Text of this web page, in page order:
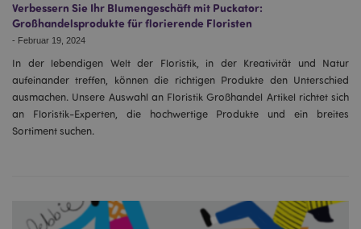
Verbessern Sie Ihr Blumengeschäft mit Puckator:
Großhandelsprodukte für florierende Floristen
- Februar 19, 2024
In der lebendigen Welt der Floristik, in der Kreativität und Natur
aufeinander treffen, können die richtigen Produkte den Unterschied
ausmachen. Unsere Auswahl an Floristik Großhandel Artikel richtet sich
an Floristik-Experten, die hochwertige Produkte und ein breites
Sortiment suchen.